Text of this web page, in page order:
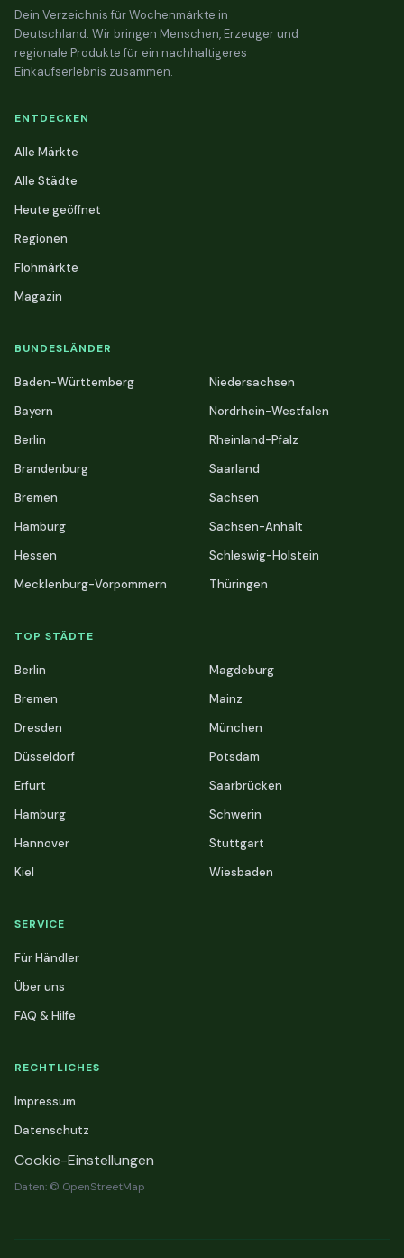
Dein Verzeichnis für Wochenmärkte in
Deutschland. Wir bringen Menschen, Erzeuger und
regionale Produkte für ein nachhaltigeres
Einkaufserlebnis zusammen.
ENTDECKEN
Alle Märkte
Alle Städte
Heute geöffnet
Regionen
Flohmärkte
Magazin
BUNDESLÄNDER
Baden-Württemberg
Bayern
Berlin
Brandenburg
Bremen
Hamburg
Hessen
Mecklenburg-Vorpommern
Niedersachsen
Nordrhein-Westfalen
Rheinland-Pfalz
Saarland
Sachsen
Sachsen-Anhalt
Schleswig-Holstein
Thüringen
TOP STÄDTE
Berlin
Bremen
Dresden
Düsseldorf
Erfurt
Hamburg
Hannover
Kiel
Magdeburg
Mainz
München
Potsdam
Saarbrücken
Schwerin
Stuttgart
Wiesbaden
SERVICE
Für Händler
Über uns
FAQ & Hilfe
RECHTLICHES
Impressum
Datenschutz
Cookie-Einstellungen
Daten: © OpenStreetMap